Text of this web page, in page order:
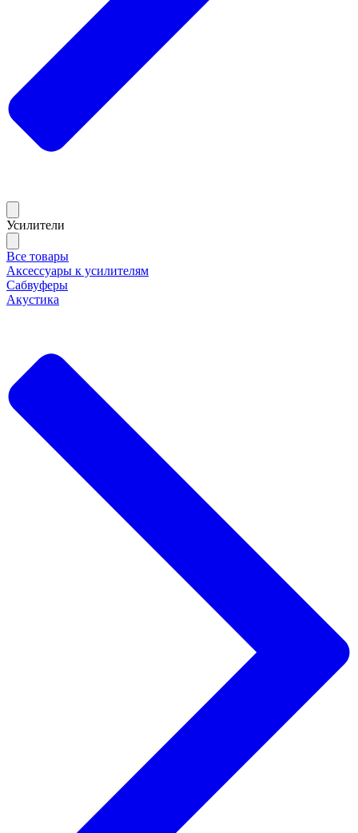
Усилители
Все товары
Аксессуары к усилителям
Сабвуферы
Акустика